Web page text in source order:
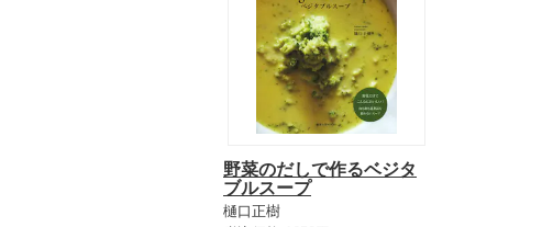
野菜のだしで作るベジタ
ブルスープ
樋口正樹